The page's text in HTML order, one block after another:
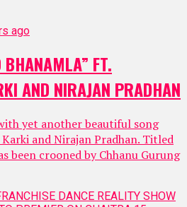
ago
FT.
AND NIRAJAN PRADHAN
yet another beautiful song
and Nirajan Pradhan. Titled
been crooned by Chhanu Gurung